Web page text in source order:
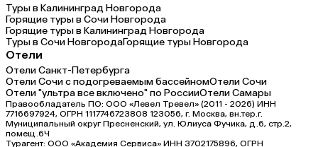
Туры в Калининград Новгорода
Горящие туры в Сочи Новгорода
Горящие туры в Калининград Новгорода
Туры в Сочи НовгородаГорящие туры Новгорода
Отели
Отели Санкт-Петербурга
Отели Сочи с подогреваемым бассейномОтели Сочи
Отели "ультра все включено" по РоссииОтели Самары
Правообладатель ПО: ООО «Левел Тревел» (2011 - 2026) ИНН
7716697924, ОГРН 1117746723808 123056, г. Москва, вн.тер.г.
Муниципальный округ Пресненский, ул. Юлиуса Фучика, д.6, стр.2,
помещ.6Ч
Турагент: ООО «Академия Сервиса» ИНН 3702175896, ОГРН